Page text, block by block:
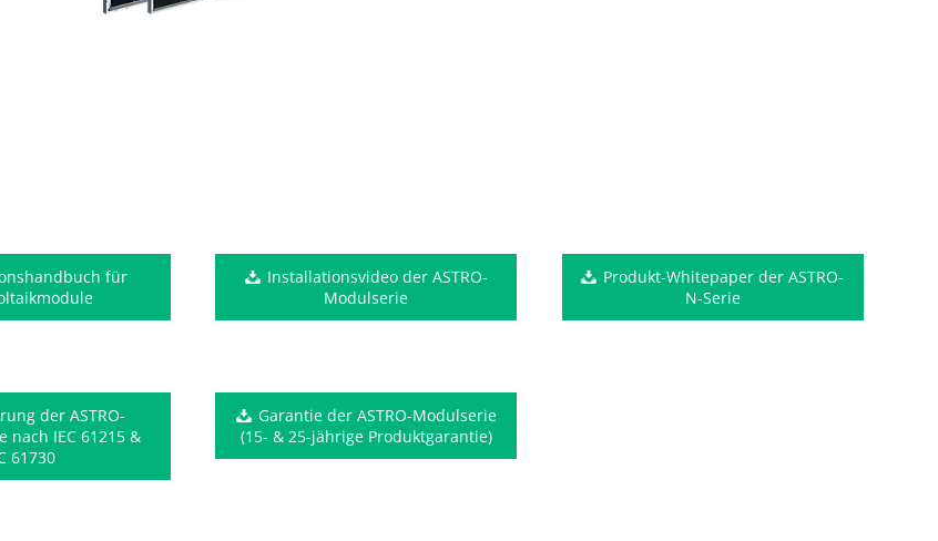
für
Installationsvideo der ASTRO-
Modulserie
Produkt-Whitepaper der ASTRO-
N-Serie
der ASTRO-
nach IEC 61215 &
61730
Garantie der ASTRO-Modulserie
(15- & 25-jährige Produktgarantie)